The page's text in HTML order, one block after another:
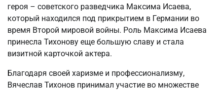
героя – советского разведчика Максима Исаева,
который находился под прикрытием в Германии во
время Второй мировой войны. Роль Максима Исаева
принесла Тихонову еще большую славу и стала
визитной карточкой актера.
Благодаря своей харизме и профессионализму,
Вячеслав Тихонов принимал участие во множестве